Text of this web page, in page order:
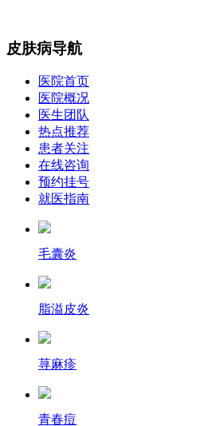
皮肤病导航
医院首页
医院概况
医生团队
热点推荐
患者关注
在线咨询
预约挂号
就医指南
毛囊炎
脂溢皮炎
荨麻疹
青春痘